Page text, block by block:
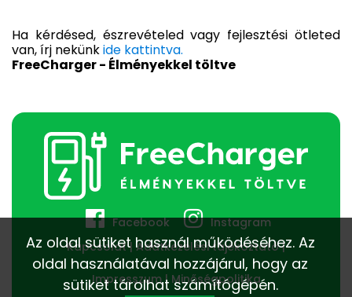
Ha kérdésed, észrevételed vagy fejlesztési ötleted
van, írj nekünkide kattintva.
FreeCharger - Élményekkel töltve
Facebook
Instagram
Kapcsolat
Adatkezelési tájékoztató
Impresszum Minőségpolitika
Az oldal sütiket használ működéséhez. Az
oldal használatával hozzájárul, hogy az
sütiket tárolhat számítógépén.